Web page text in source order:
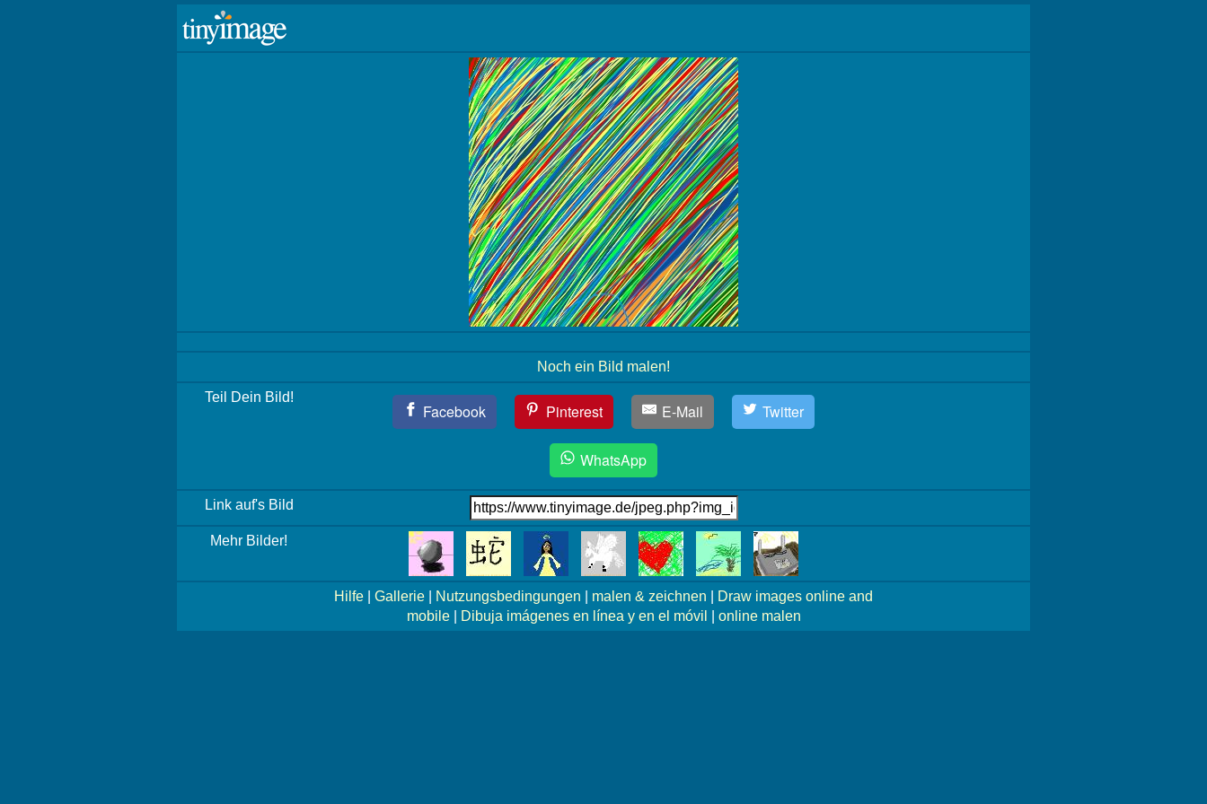
Noch ein Bild malen!
Teil Dein Bild!
Facebook Pinterest E-Mail Twitter
WhatsApp
Link auf's Bild
Mehr Bilder!
Hilfe Gallerie Nutzungsbedingungen malen & zeichnen
Draw images online and
mobile| Dibuja imágenes en línea y en el móvil online malen